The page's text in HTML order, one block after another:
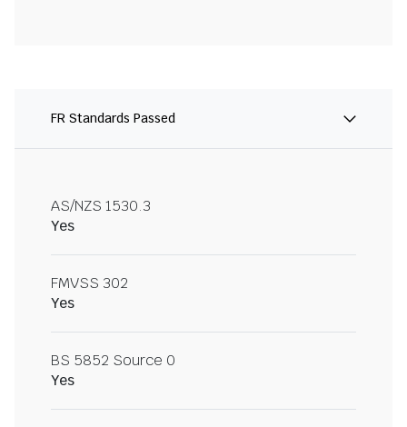
FR Standards Passed
AS/NZS 1530.3
Yes
FMVSS 302
Yes
BS 5852 Source 0
Yes